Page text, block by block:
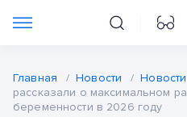
Главная / Новости /
рассказали о максимальном
беременности в 2026 году